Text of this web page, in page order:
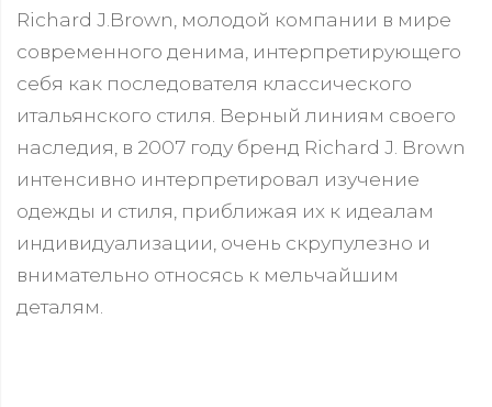
Richard J.Brown, молодой компании в мире
современного денима, интерпретирующего
себя как последователя классического
итальянского стиля. Верный линиям своего
наследия, в 2007 году бренд Richard J. Brown
интенсивно интерпретировал изучение
одежды и стиля, приближая их к идеалам
индивидуализации, очень скрупулезно и
внимательно относясь к мельчайшим
деталям.